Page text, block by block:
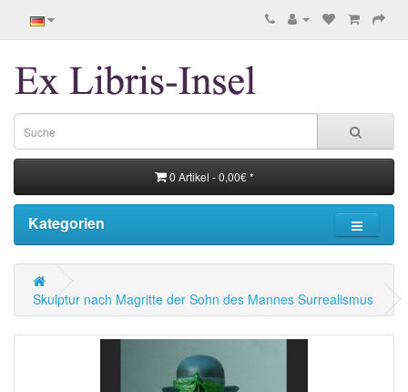
0 Artikel - 0,00€ *
Kategorien
Skulptur nach Magritte der Sohn des Mannes Surrealismus